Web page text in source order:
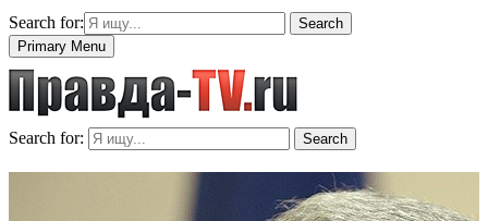
Search for:
Search
Primary Menu
Search for: Search